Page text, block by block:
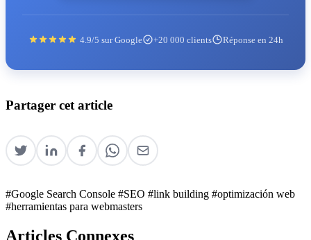
4.9/5 sur Google +20 000 clients Réponse en 24h
Partager cet article
#Google Search Console #SEO #link building #optimización web
#herramientas para webmasters
Articles Connexes